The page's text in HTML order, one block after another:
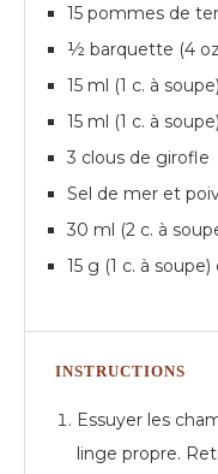
15 pommes de
½ barquette (4
15 ml (1 c. à
15 ml (1 c. à
3 clous de girofle
Sel de mer et
30 ml (2 c. à
15 g (1 c. à
INSTRUCTIONS
Essuyer les
linge propre.